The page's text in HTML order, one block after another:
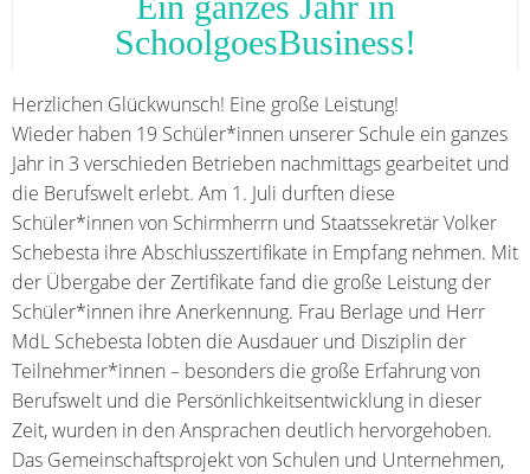
SchoolgoesBusiness!
Herzlichen Glückwunsch! Eine große Leistung!
Wieder haben 19 Schüler*innen unserer Schule ein ganzes
Jahr in 3 verschieden Betrieben nachmittags gearbeitet und
die Berufswelt erlebt. Am 1. Juli durften diese
Schüler*innen von Schirmherrn und Staatssekretär Volker
Schebesta ihre Abschlusszertifikate in Empfang nehmen. Mit
der Übergabe der Zertifikate fand die große Leistung der
Schüler*innen ihre Anerkennung. Frau Berlage und Herr
MdL Schebesta lobten die Ausdauer und Disziplin der
Teilnehmer*innen – besonders die große Erfahrung von
Berufswelt und die Persönlichkeitsentwicklung in dieser
Zeit, wurden in den Ansprachen deutlich hervorgehoben.
Das Gemeinschaftsprojekt von Schulen und Unternehmen,